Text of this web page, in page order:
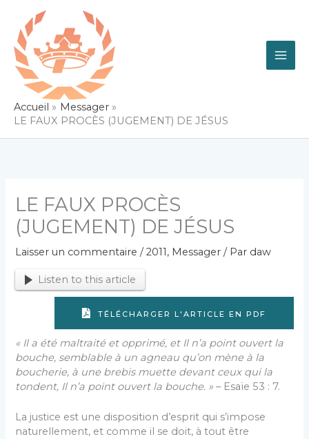
contenu
Accueil
Messager
LE FAUX PROCÈS (JUGEMENT) DE JÉSUS
LE FAUX PROCÈS
(JUGEMENT) DE JÉSUS
Laisser un commentaire /2011, Messager / Par daw
Listen to this article
TÉLÉCHARGER L'ARTICLE EN PDF
« Il a été maltraité et opprimé, et Il n’a point ouvert la
bouche, semblable à un agneau qu’on mène à la
boucherie, à une brebis muette devant ceux qui la
ton­dent, Il n’a point ouvert la bouche. » – Esaïe 53 : 7.
La justice est une disposition d’esprit qui s’impose
naturellement, et comme il se doit, à tout être